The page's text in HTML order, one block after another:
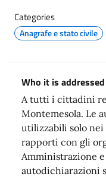
Categories
Anagrafe e stato civile
Who it is
A tutti i cittadini
Montemesola. Le
utilizzabili solo
rapporti con gli
Amministrazione
autodichiarazioni